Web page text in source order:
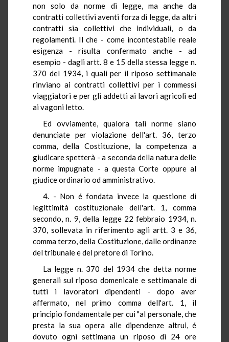
non solo da norme di legge, ma anche da
contratti collettivi aventi forza di legge, da altri
contratti sia collettivi che individuali, o da
regolamenti. Il che - come incontestabile reale
esigenza - risulta confermato anche - ad
esempio - dagli artt. 8 e 15 della stessa legge n.
370 del 1934, i quali per il riposo settimanale
rinviano ai contratti collettivi per i commessi
viaggiatori e per gli addetti ai lavori agricoli ed
ai vagoni letto.
Ed ovviamente, qualora tali norme siano
denunciate per violazione dell'art. 36, terzo
comma, della Costituzione, la competenza a
giudicare spetterà - a seconda della natura delle
norme impugnate - a questa Corte oppure al
giudice ordinario od amministrativo.
4. - Non é fondata invece la questione di
legittimità costituzionale dell'art. 1, comma
secondo, n. 9, della legge 22 febbraio 1934, n.
370, sollevata in riferimento agli artt. 3 e 36,
comma terzo, della Costituzione, dalle ordinanze
del tribunale e del pretore di Torino.
La legge n. 370 del 1934 che detta norme
generali sul riposo domenicale e settimanale di
tutti i lavoratori dipendenti - dopo aver
affermato, nel primo comma dell'art. 1, il
principio fondamentale per cui "al personale, che
presta la sua opera alle dipendenze altrui, é
dovuto ogni settimana un riposo di 24 ore